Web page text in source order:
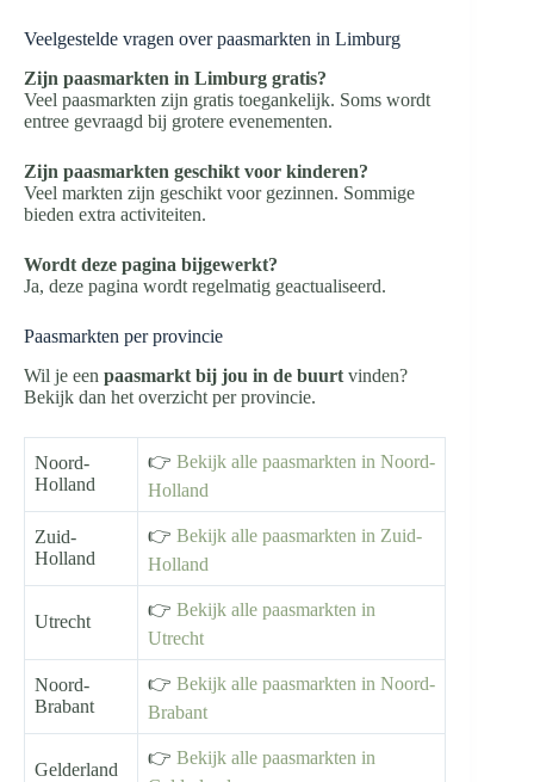
Veelgestelde vragen over paasmarkten in Limburg
Zijn paasmarkten in Limburg gratis?
Veel paasmarkten zijn gratis toegankelijk. Soms wordt
entree gevraagd bij grotere evenementen.
Zijn paasmarkten geschikt voor kinderen?
Veel markten zijn geschikt voor gezinnen. Sommige
bieden extra activiteiten.
Wordt deze pagina bijgewerkt?
Ja, deze pagina wordt regelmatig geactualiseerd.
Paasmarkten per provincie
Wil je een paasmarkt bij jou in de buurt vinden?
Bekijk dan het overzicht per provincie.
Noord-
Holland
👉 Bekijk alle paasmarkten in Noord-
Holland
Zuid-
Holland
👉 Bekijk alle paasmarkten in Zuid-
Holland
Utrecht
👉 Bekijk alle paasmarkten in
Utrecht
Noord-
Brabant
👉 Bekijk alle paasmarkten in Noord-
Brabant
Gelderland
👉 Bekijk alle paasmarkten in